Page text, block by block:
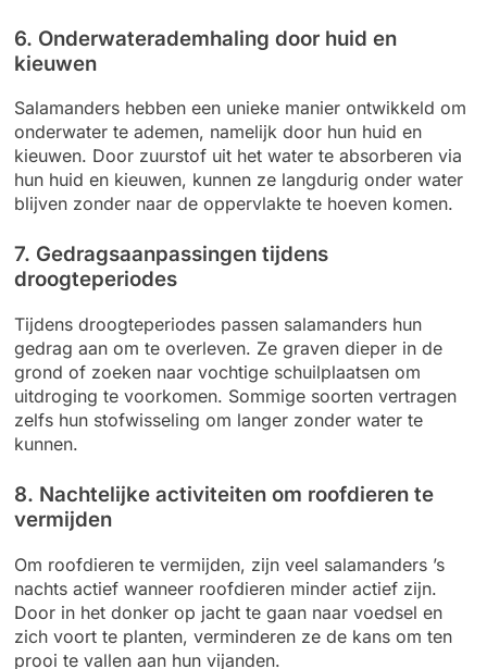
6. Onderwaterademhaling door huid en
kieuwen
Salamanders hebben een unieke manier ontwikkeld om
onderwater te ademen, namelijk door hun huid en
kieuwen. Door zuurstof uit het water te absorberen via
hun huid en kieuwen, kunnen ze langdurig onder water
blijven zonder naar de oppervlakte te hoeven komen.
7. Gedragsaanpassingen tijdens
droogteperiodes
Tijdens droogteperiodes passen salamanders hun
gedrag aan om te overleven. Ze graven dieper in de
grond of zoeken naar vochtige schuilplaatsen om
uitdroging te voorkomen. Sommige soorten vertragen
zelfs hun stofwisseling om langer zonder water te
kunnen.
8. Nachtelijke activiteiten om roofdieren te
vermijden
Om roofdieren te vermijden, zijn veel salamanders ’s
nachts actief wanneer roofdieren minder actief zijn.
Door in het donker op jacht te gaan naar voedsel en
zich voort te planten, verminderen ze de kans om ten
prooi te vallen aan hun vijanden.